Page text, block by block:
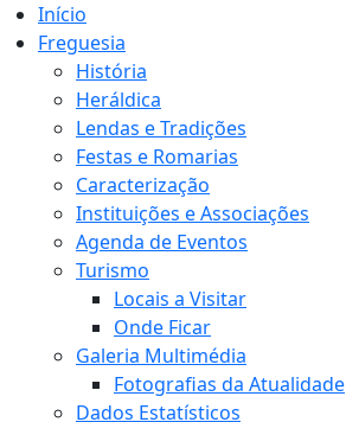
Início
Freguesia
História
Heráldica
Lendas e Tradições
Festas e Romarias
Caracterização
Instituições e Associações
Agenda de Eventos
Turismo
Locais a Visitar
Onde Ficar
Galeria Multimédia
Fotografias da Atualidade
Dados Estatísticos